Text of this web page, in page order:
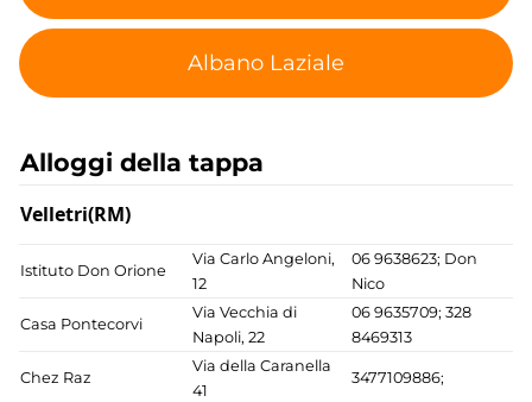
Albano Laziale
Alloggi della tappa
Velletri(RM)
Istituto Don Orione
Via Carlo Angeloni,
12
06 9638623; Don
Nico
Casa Pontecorvi
Via Vecchia di
Napoli, 22
06 9635709; 328
8469313
Chez Raz
Via della Caranella
41
3477109886;